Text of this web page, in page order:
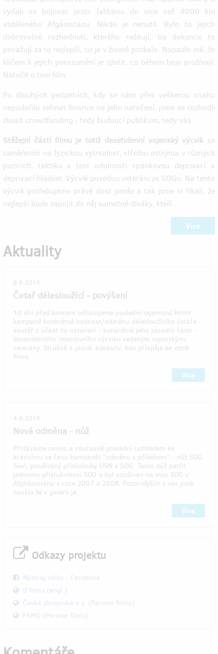
vydali se bojovat proti Talibanu do více než 4000 km
vzdáleného Afgánistánu. Nikdo je nenutil. Bylo to jejich
dobrovolné rozhodnutí, kterého nelitují, ba dokonce to
považují za to nejlepší, co je v životě potkalo. Napadlo mě, že
klíčem k jejich porozumění je zjistit, co během boje prožívají.
Natočit o tom film.
Po dlouhých peripetiích, kdy se nám přes veškerou snahu
nepodařilo sehnat finance na jeho natočení, jsme se rozhodli
zkusit crowdfunding - tedy budoucí publikum, tedy vás.
Stěžejní částí filmu je totiž desetidenní vojenský výcvik se
zaměřením na fyzickou vytrvalost, střelbu ostrýma v různých
pozicích, taktiku a test odolnosti spánkovou deprivací a
deprivací hladem. Výcvik povedou veteráni ze SOGu. Na tento
výcvik potřebujeme právě dost peněz a tak jsme si říkali, že
nejlepší bude zapojit do něj samotné diváky, kteří…
Více
Aktuality
8.6.2015
Četař délesloužící - povýšení
10 dní před koncem odhalujeme poslední tajemství Hithit
kampaně konkrétně hodnost/odměnu délesloužícího četaře -
soutěž o účast na natáčení - konkrétně jeho zásadní části -
desetidenního intenzivního výcviku vedeným vojenskými
veterány. Stručně a jasně, kdokoliv, kdo přispěje ke vznik
filmu…
Více
4.6.2015
Nová odměna - nůž
Přidáváme novou a současně poslední (vzhledem ke
krátícímu se času kampaně) "odměnu s příběhem" - nůž SOG
Seal, používaný příslušníky URN a SOG. Tento nůž patřil
jednomu příslušníkovi SOG a byl používán na misi SOG v
Afghánistánu v roce 2007 a 2008. Pozornějším z vás jistě
neušlo že v galerii je…
Více
Odkazy projektu
Nástroj války - Facebook
O filmu (angl.)
Česká zbrojovka a.s. (Partner filmu)
FAMU (Partner filmu)